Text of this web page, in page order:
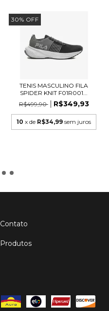
30% OFF
TENIS MASCULINO FILA
SPIDER KNIT F01R001...
R$499,90
R$349,93
10 x de R$34,99 sem juros
Contato
Produtos